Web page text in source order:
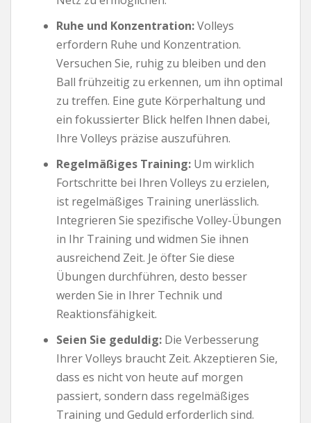
Ruhe und Konzentration:Volleys
erfordern Ruhe und Konzentration.
Versuchen Sie, ruhig zu bleiben und den
Ball frühzeitig zu erkennen, um ihn optimal
zu treffen. Eine gute Körperhaltung und
ein fokussierter Blick helfen Ihnen dabei,
Ihre Volleys präzise auszuführen.
Regelmäßiges Training: Um wirklich
Fortschritte bei Ihren Volleys zu erzielen,
ist regelmäßiges Training unerlässlich.
Integrieren Sie spezifische Volley-Übungen
in Ihr Training und widmen Sie ihnen
ausreichend Zeit. Je öfter Sie diese
Übungen durchführen, desto besser
werden Sie in Ihrer Technik und
Reaktionsfähigkeit.
Seien Sie geduldig: Die Verbesserung
Ihrer Volleys braucht Zeit. Akzeptieren Sie,
dass es nicht von heute auf morgen
passiert, sondern dass regelmäßiges
Training und Geduld erforderlich sind.